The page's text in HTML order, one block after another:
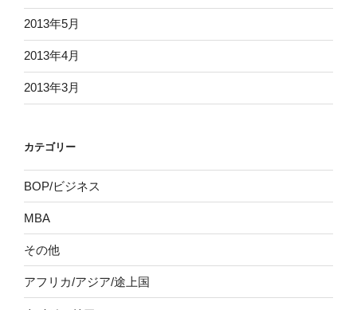
2013年5月
2013年4月
2013年3月
カテゴリー
BOP/ビジネス
MBA
その他
アフリカ/アジア/途上国